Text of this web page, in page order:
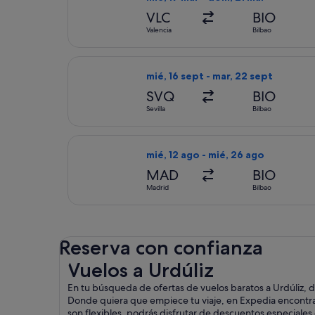
VLC
Valencia
BIO
Bilbao
mié, 16 sept - mar, 22 sept
SVQ
Sevilla
BIO
Bilbao
mié, 12 ago - mié, 26 ago
MAD
Madrid
BIO
Bilbao
Reserva con confianza
Vuelos a Urdúliz
En tu búsqueda de ofertas de vuelos baratos a Urdúliz,
Donde quiera que empiece tu viaje, en Expedia
Vuelos a Urdúliz